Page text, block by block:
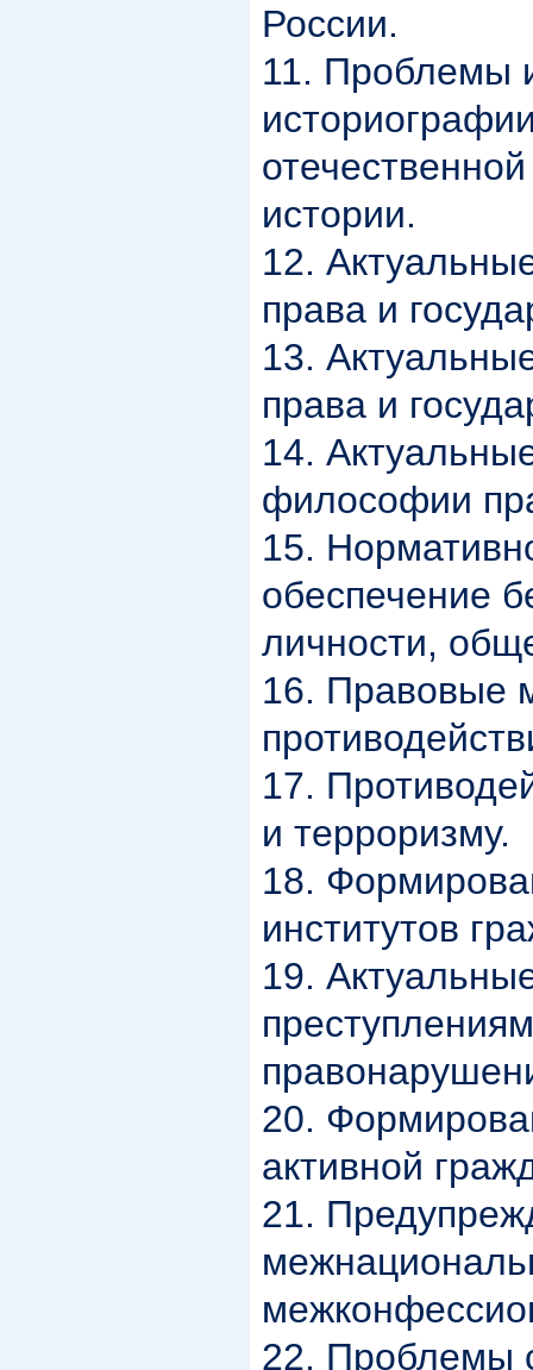
России.
11. Проблемы
отечественной
истории.
12.
права и
13.
права и
14.
философии
15.
обеспечение
личности,
16. Правовые
17.
и терроризму.
18.
институтов
19.
20.
активной
21.
22. Проблемы